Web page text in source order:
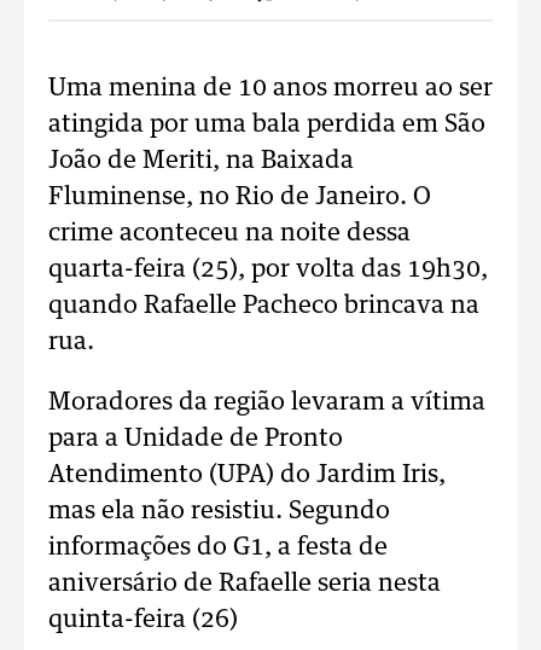
Uma menina de 10 anos morreu ao ser
atingida por uma bala perdida em São
João de Meriti, na Baixada
Fluminense, no Rio de Janeiro. O
crime aconteceu na noite dessa
quarta-feira (25), por volta das 19h30,
quando Rafaelle Pacheco brincava na
rua.
Moradores da região levaram a vítima
para a Unidade de Pronto
Atendimento (UPA) do Jardim Iris,
mas ela não resistiu. Segundo
informações do G1, a festa de
aniversário de Rafaelle seria nesta
quinta-feira (26)